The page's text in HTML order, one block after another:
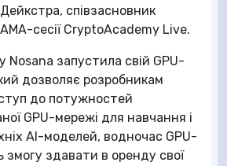
співзасновник
сесії CryptoAcademy Live.
Nosana запустила свій GPU-
дозволяє розробникам
до потужностей
GPU-мережі для навчання і
AI-моделей, водночас GPU-
здавати в оренду свої